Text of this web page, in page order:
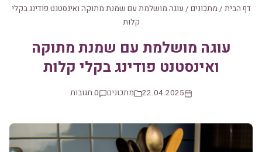
דף הבית / מתכונים / עוגה מושלמת עם שמנת מתוקה ואינסטנט פודינג בקלי
קלות
עוגה מושלמת עם שמנת מתוקה
ואינסטנט פודינג בקלי קלות
22.04.2025 מתכונים 0 תגובות